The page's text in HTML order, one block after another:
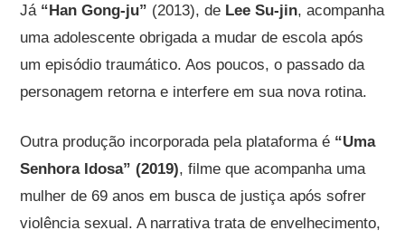
Já “Han Gong-ju” (2013), de Lee Su-jin, acompanha
uma adolescente obrigada a mudar de escola após
um episódio traumático. Aos poucos, o passado da
personagem retorna e interfere em sua nova rotina.
Outra produção incorporada pela plataforma é “Uma
Senhora Idosa” (2019), filme que acompanha uma
mulher de 69 anos em busca de justiça após sofrer
violência sexual. A narrativa trata de envelhecimento,